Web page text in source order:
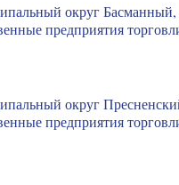
округ
предприятия
округ
предприятия